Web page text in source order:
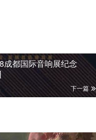
成都国际音响展纪念
下一篇